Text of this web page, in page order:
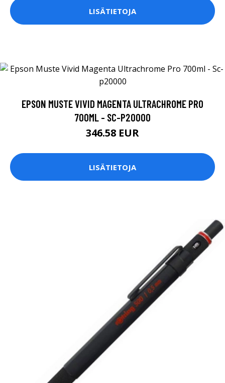
LISÄTIETOJA
EPSON MUSTE VIVID MAGENTA ULTRACHROME PRO
700ML - SC-P20000
346.58 EUR
LISÄTIETOJA